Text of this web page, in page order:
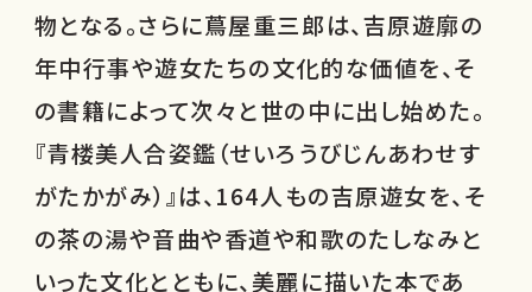
物となる。さらに蔦屋重三郎は、吉原遊廓の
年中行事や遊女たちの文化的な価値を、そ
の書籍によって次々と世の中に出し始めた。
『青楼美人合姿鑑（せいろうびじんあわせす
がたかがみ）』は、164人もの吉原遊女を、そ
の茶の湯や音曲や香道や和歌のたしなみと
いった文化とともに、美麗に描いた本であ